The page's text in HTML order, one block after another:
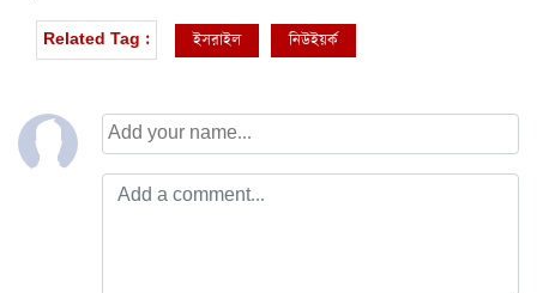
Related Tag : ইসরাইল নিউইয়র্ক